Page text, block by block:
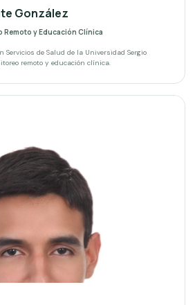
González
y Educación Clínica
Servicios de Salud de la Universidad Sergio
remoto y educación clínica.